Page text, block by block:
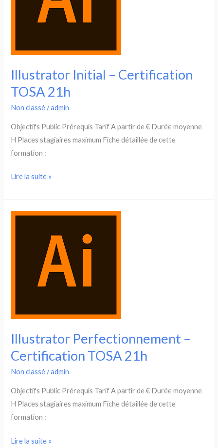
Illustrator Initial – Certification
TOSA 21h
Non classé/admin
Objectifs Public Prérequis Tarif A partir de € Durée moyenne
H Places stagiaires maximum Fiche détaillée de cette
formation :
Illustrator
–
Certification
Lire la suite »
Illustrator Perfectionnement –
Certification TOSA 21h
Non classé/admin
Objectifs Public Prérequis Tarif A partir de € Durée moyenne
H Places stagiaires maximum Fiche détaillée de cette
formation :
Illustrator
Lire la suite »